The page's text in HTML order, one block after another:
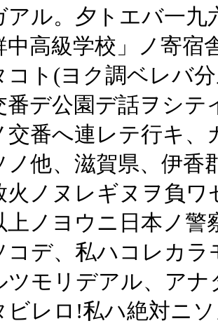
アル。夕トエバ一九
中高級学校」ノ寄宿
コト(ヨク調ベレバ
番デ公園デ話ヲシテ
交番へ連レテ行キ
ノ他、滋賀県、伊香
火ノヌレギヌヲ負
上ノヨウニ日本ノ警
コデ、私ハコレカ
ツモリデアル、ア
ビレロ!私ハ絶対ニ